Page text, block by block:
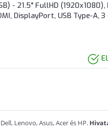
- 21.5" FullHD (1920x1080),
DisplayPort, USB Type-A, 3
Lenovo, Asus, Acer és HP.